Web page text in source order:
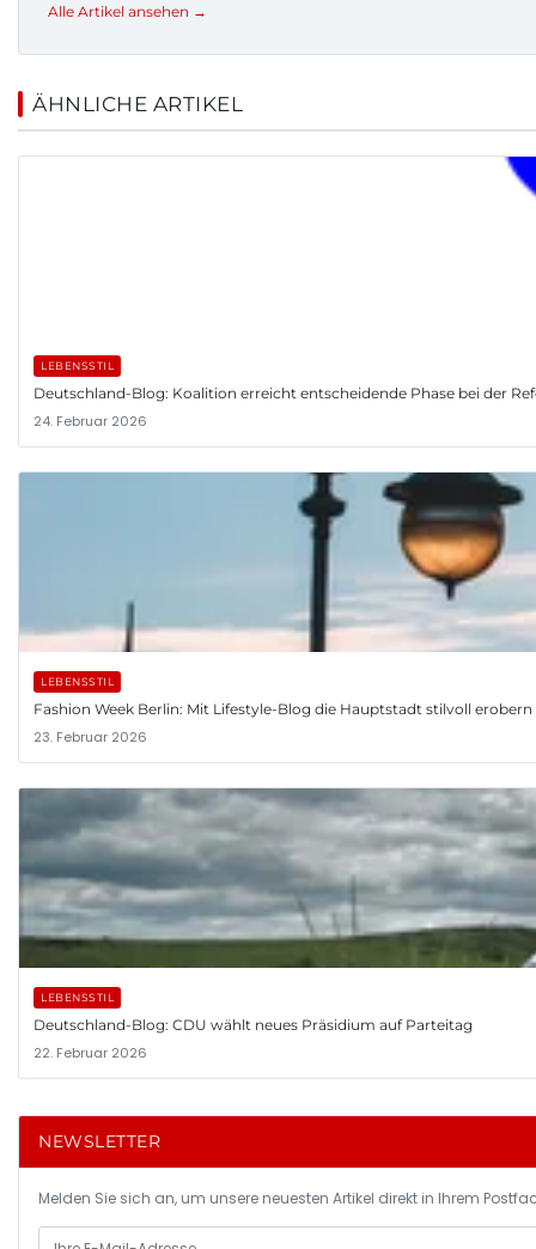
Alle Artikel ansehen →
ÄHNLICHE ARTIKEL
LEBENSSTIL
Deutschland-Blog: Koalition erreicht entscheidende Phase bei der
24. Februar 2026
LEBENSSTIL
Fashion Week Berlin: Mit Lifestyle-Blog die Hauptstadt stilvoll erobern
23. Februar 2026
LEBENSSTIL
Deutschland-Blog: CDU wählt neues Präsidium auf Parteitag
22. Februar 2026
NEWSLETTER
Melden Sie sich an, um unsere neuesten Artikel direkt in Ihrem